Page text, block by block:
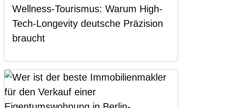
Wellness-Tourismus: Warum High-
Tech-Longevity deutsche Präzision
braucht